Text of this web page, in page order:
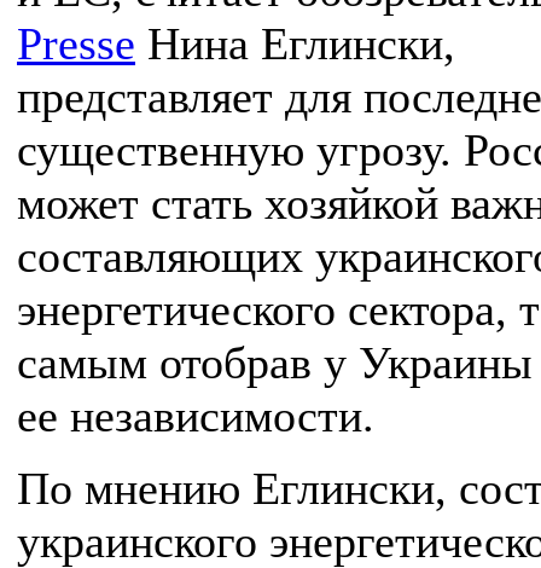
Presse Нина Еглински,
представляет для
существенную угрозу.
может стать хозяйкой
составляющих
энергетического сектора,
самым отобрав у Украины
ее независимости.
По мнению Еглински,
украинского